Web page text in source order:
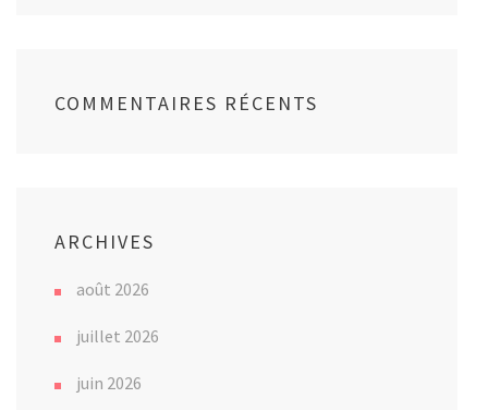
COMMENTAIRES RÉCENTS
ARCHIVES
août 2026
juillet 2026
juin 2026